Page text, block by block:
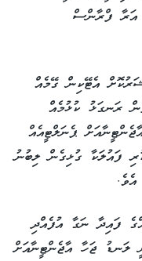
އަރާ ފްރާންސް
އެޓޭކިން ގޭމެއް
ރަނގަޅު ކުޅުމެއް
މިނެޓުގައި އާޖެންޓީނާއަށް ޕެނަލްޓީއެއް
ފައުލަކާ ގުޅިގެން ލިބުނު
ފައިދާ ނަގާ އުފެއްދި
ލަނޑު ޖަހާ އާޖެންޓީނާއަށް